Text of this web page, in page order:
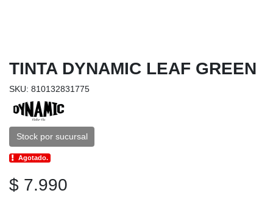
TINTA DYNAMIC LEAF GREEN
SKU: 810132831775
Stock por sucursal
Agotado.
$ 7.990